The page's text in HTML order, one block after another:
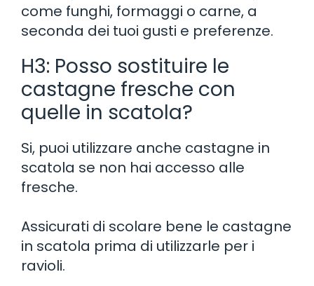
come funghi, formaggi o carne, a
seconda dei tuoi gusti e preferenze.
H3: Posso sostituire le
castagne fresche con
quelle in scatola?
Si, puoi utilizzare anche castagne in
scatola se non hai accesso alle
fresche.
Assicurati di scolare bene le castagne
in scatola prima di utilizzarle per i
ravioli.